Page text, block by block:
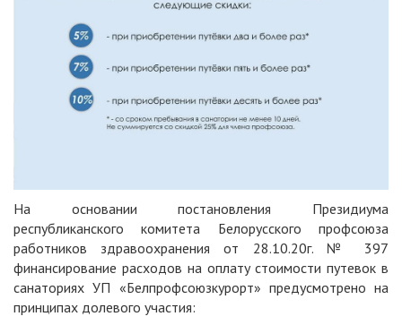
На основании постановления Президиума
республиканского комитета Белорусского профсоюза
работников здравоохранения от 28.10.20г. № 397
финансирование расходов на оплату стоимости путевок в
санаториях УП «Белпрофсоюзкурорт» предусмотрено на
принципах долевого участия: